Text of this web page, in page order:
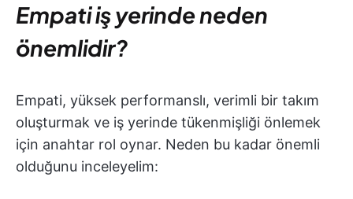
Empati iş yerinde neden
önemlidir?
Empati, yüksek performanslı, verimli bir takım
oluşturmak ve iş yerinde tükenmişliği önlemek
için anahtar rol oynar. Neden bu kadar önemli
olduğunu inceleyelim: